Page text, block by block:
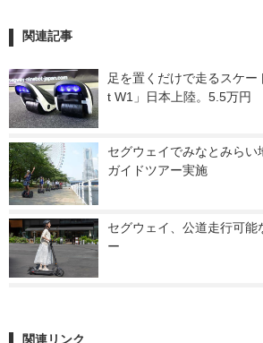
関連記事
足を置くだけで走るスケ
t W1」日本上陸。5.5万円
セグウェイでみなとみらい
ガイドツアー実施
セグウェイ、公道走行可能
ー
関連リンク